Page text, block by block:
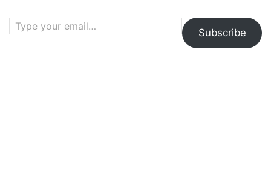
Type your email…
Subscribe